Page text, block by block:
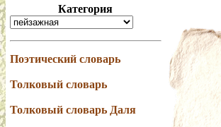
Категория
Поэтический словарь
Толковый словарь
Толковый словарь Даля